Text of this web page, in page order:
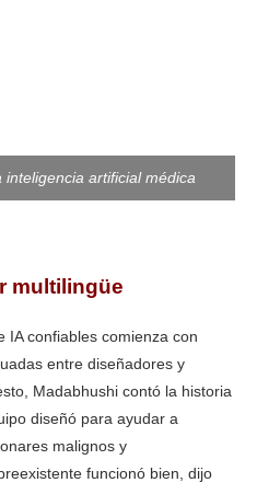
artificial médica
multilingüe
IA confiables comienza con
entre diseñadores y
Madabhushi contó la historia
diseñó para ayudar a
malignos y
funcionó bien, dijo